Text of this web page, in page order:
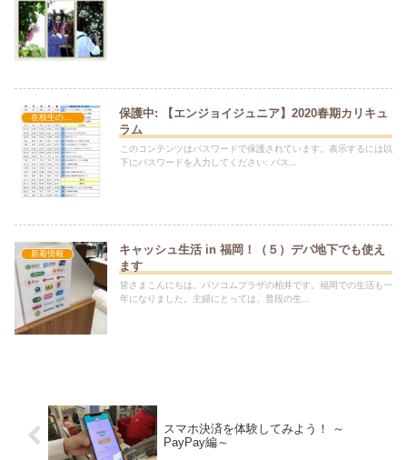
在校生の方へ
保護中: 【エンジョイジュニア】2020春期カリキュ
ラム
このコンテンツはパスワードで保護されています。表示するには以
下にパスワードを入力してください: パス...
新着情報
キャッシュ生活 in 福岡！（５）デパ地下でも使え
ます
皆さまこんにちは。パソコムプラザの柏井です。福岡での生活も一
年になりました。主婦にとっては、普段の生...
スマホ決済を体験してみよう！ ～
PayPay編～